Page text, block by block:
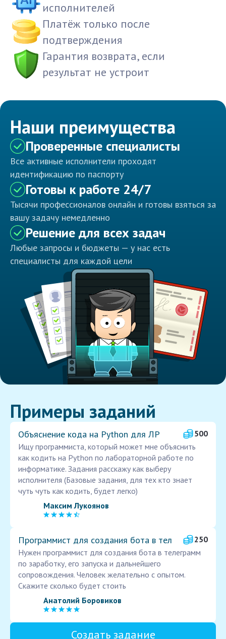
исполнителей
Платёж только после
подтверждения
Гарантия возврата, если
результат не устроит
Наши преимущества
Проверенные специалисты
Все активные исполнители проходят
идентификацию по паспорту
Готовы к работе 24/7
Тысячи профессионалов онлайн и готовы взяться за
вашу задачу немедленно
Решение для всех задач
Любые запросы и бюджеты — у нас есть
специалисты для каждой цели
Примеры заданий
Объяснение кода на Python для ЛР
500
Ищу программиста, который может мне объяснить
как кодить на Python по лабораторной работе по
информатике. Задания расскажу как выберу
исполнителя (Базовые задания, для тех кто знает
чуть чуть как кодить, будет легко)
Максим Лукоянов
Программист для создания бота в тел
250
Нужен программист для создания бота в телеграмм
по заработку, его запуска и дальнейшего
сопровождения. Человек желательно с опытом.
Скажите сколько будет стоить
Анатолий Боровиков
Создать задание